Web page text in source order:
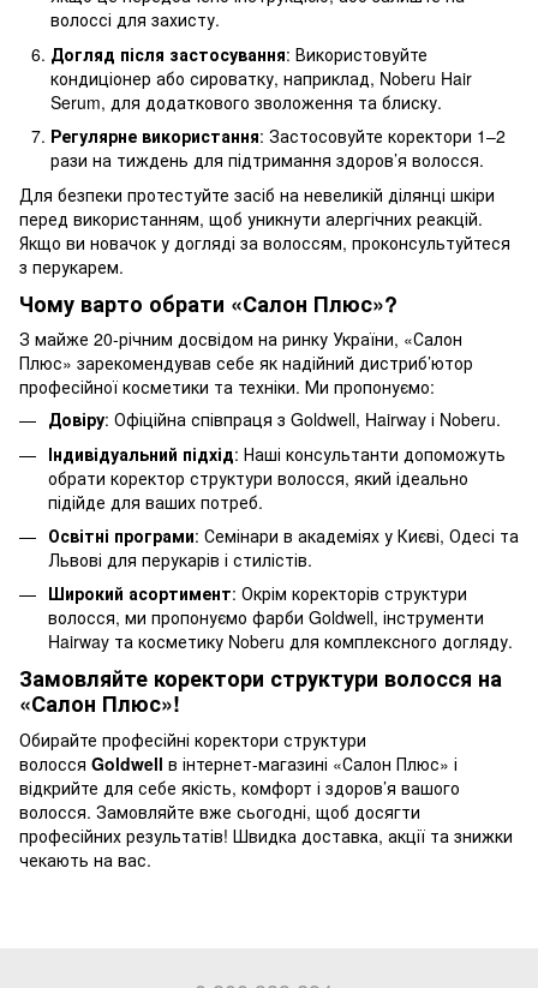
волоссі для захисту.
Догляд після застосування: Використовуйте
кондиціонер або сироватку, наприклад, Noberu Hair
Serum, для додаткового зволоження та блиску.
Регулярне використання: Застосовуйте коректори 1–2
рази на тиждень для підтримання здоров’я волосся.
Для безпеки протестуйте засіб на невеликій ділянці шкіри
перед використанням, щоб уникнути алергічних реакцій.
Якщо ви новачок у догляді за волоссям, проконсультуйтеся
з перукарем.
Чому варто обрати «Салон Плюс»?
З майже 20-річним досвідом на ринку України, «Салон
Плюс» зарекомендував себе як надійний дистриб’ютор
професійної косметики та техніки. Ми пропонуємо:
Довіру: Офіційна співпраця з Goldwell, Hairway і Noberu.
Індивідуальний підхід: Наші консультанти допоможуть
обрати коректор структури волосся, який ідеально
підійде для ваших потреб.
Освітні програми: Семінари в академіях у Києві, Одесі та
Львові для перукарів і стилістів.
Широкий асортимент: Окрім коректорів структури
волосся, ми пропонуємо фарби Goldwell, інструменти
Hairway та косметику Noberu для комплексного догляду.
Замовляйте коректори структури волосся на
«Салон Плюс»!
Обирайте професійні коректори структури
волосся Goldwell в інтернет-магазині «Салон Плюс» і
відкрийте для себе якість, комфорт і здоров’я вашого
волосся. Замовляйте вже сьогодні, щоб досягти
професійних результатів! Швидка доставка, акції та знижки
чекають на вас.